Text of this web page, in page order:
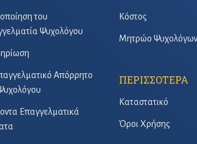
του
Ψυχολόγου
Απόρρητο
Επαγγελματικά
Κόστος
Μητρώο Ψυχολόγων
ΠΕΡΙΣΣΟΤΕΡΑ
Καταστατικό
Όροι Χρήσης